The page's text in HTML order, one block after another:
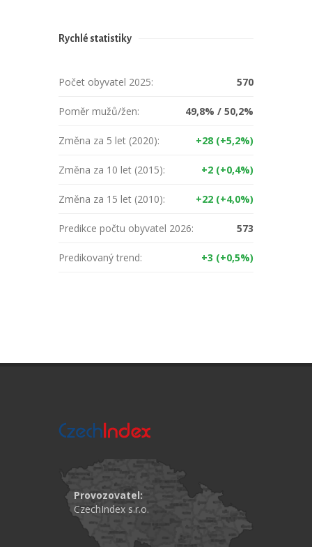
Rychlé statistiky
Počet obyvatel 2025: 570
Poměr mužů/žen: 49,8% / 50,2%
Změna za 5 let (2020): +28 (+5,2%)
Změna za 10 let (2015): +2 (+0,4%)
Změna za 15 let (2010): +22 (+4,0%)
Predikce počtu obyvatel 2026: 573
Predikovaný trend: +3 (+0,5%)
Provozovatel:
CzechIndex s.r.o.